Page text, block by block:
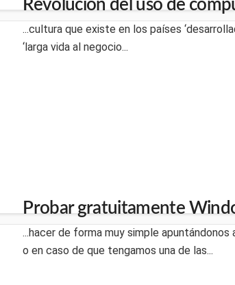
Revolución del uso de
...cultura que existe en los países
‘larga vida al negocio...
Probar gratuitamente
...hacer de forma muy simple
o en caso de que tengamos una de las...